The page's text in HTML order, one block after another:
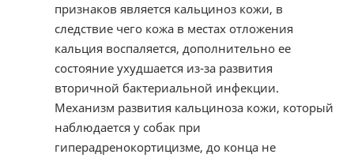
признаков является кальциноз кожи, в
следствие чего кожа в местах отложения
кальция воспаляется, дополнительно ее
состояние ухудшается из-за развития
вторичной бактериальной инфекции.
Механизм развития кальциноза кожи, который
наблюдается у собак при
гиперадренокортицизме, до конца не